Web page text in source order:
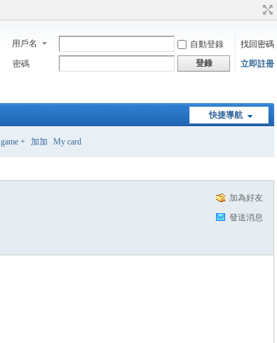
用戶名 自動登錄
找回密碼
密碼
登錄 立即註冊
快捷導航
game + 加加 My card
加為好友
發送消息